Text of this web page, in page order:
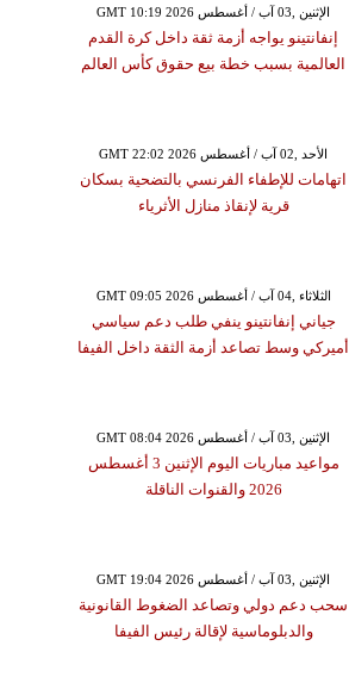
GMT 10:19 2026 الإثنين ,03 آب / أغسطس
إنفانتينو يواجه أزمة ثقة داخل كرة القدم
العالمية بسبب خطة بيع حقوق كأس العالم
GMT 22:02 2026 الأحد ,02 آب / أغسطس
اتهامات للإطفاء الفرنسي بالتضحية بسكان
قرية لإنقاذ منازل الأثرياء
GMT 09:05 2026 الثلاثاء ,04 آب / أغسطس
جياني إنفانتينو ينفي طلب دعم سياسي
أميركي وسط تصاعد أزمة الثقة داخل الفيفا
GMT 08:04 2026 الإثنين ,03 آب / أغسطس
مواعيد مباريات اليوم الإثنين 3 أغسطس
2026 والقنوات الناقلة
GMT 19:04 2026 الإثنين ,03 آب / أغسطس
سحب دعم دولي وتصاعد الضغوط القانونية
والدبلوماسية لإقالة رئيس الفيفا